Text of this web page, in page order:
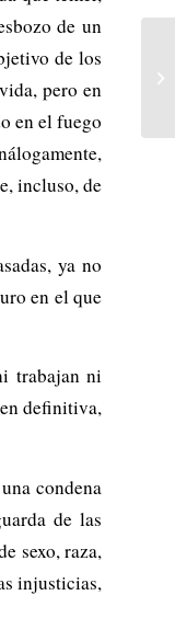
de un
de los
pero en
en el fuego
incluso, de
ya no
en el que
trabajan ni
definitiva,
condena
de las
sexo, raza,
injusticias,